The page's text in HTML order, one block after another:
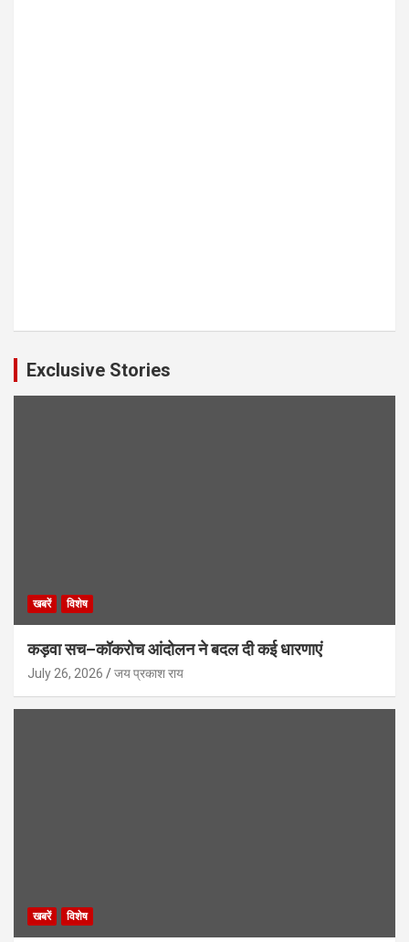
Exclusive Stories
खबरें विशेष
कड़वा सच–कॉकरोच आंदोलन ने बदल दी कई धारणाएं
July 26, 2026 जय प्रकाश राय
खबरें विशेष